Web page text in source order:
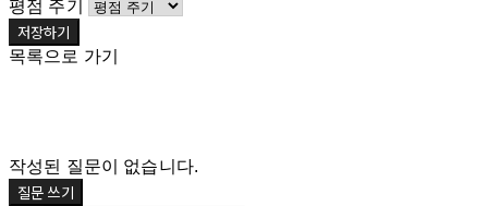
평점 주기
저장하기
목록으로 가기
작성된 질문이 없습니다.
질문 쓰기